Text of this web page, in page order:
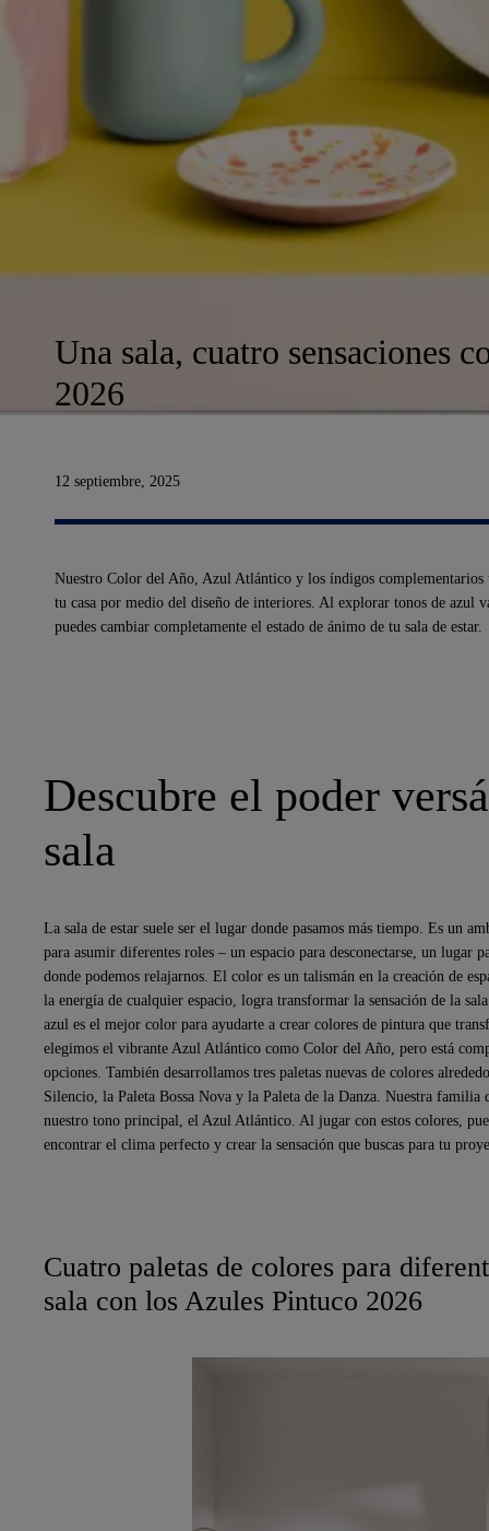
Una sala, cuatro sensaciones
2026
12 septiembre, 2025
Nuestro Color del Año, Azul Atlántico y los índigos
tu casa por medio del diseño de interiores. Al explorar tonos de azul
puedes cambiar completamente el estado de ánimo de tu sala de estar.
Descubre el poder
sala
La sala de estar suele ser el lugar donde pasamos más tiempo. Es un
para asumir diferentes roles – un espacio para desconectarse, un lugar
donde podemos relajarnos. El color es un talismán en la creación de
la energía de cualquier espacio, logra transformar la sensación de la
azul es el mejor color para ayudarte a crear colores de pintura que
elegimos el vibrante Azul Atlántico como Color del Año, pero está
opciones. También desarrollamos tres paletas nuevas de colores
Silencio, la Paleta Bossa Nova y la Paleta de la Danza. Nuestra familia
nuestro tono principal, el Azul Atlántico. Al jugar con estos colores,
encontrar el clima perfecto y crear la sensación que buscas para tu
Cuatro paletas de colores para
sala con los Azules Pintuco 2026